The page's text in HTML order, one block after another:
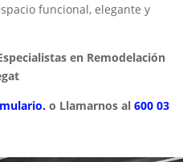
funcional, elegante y
en Remodelación
o Llamarnos al 600 03